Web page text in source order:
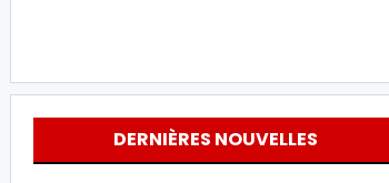
DERNIÈRES NOUVELLES